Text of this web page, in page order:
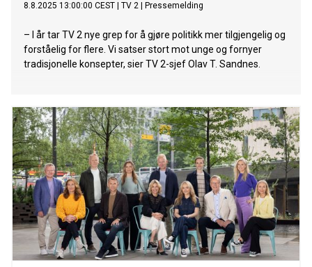
8.8.2025 13:00:00 CEST TV 2 Pressemelding
– I år tar TV 2 nye grep for å gjøre politikk mer tilgjengelig og
forståelig for flere. Vi satser stort mot unge og fornyer
tradisjonelle konsepter, sier TV 2-sjef Olav T. Sandnes.